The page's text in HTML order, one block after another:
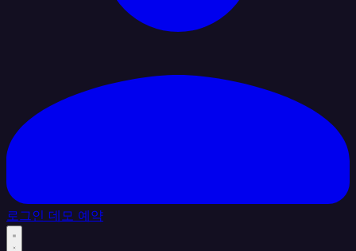
로그인 데모 예약